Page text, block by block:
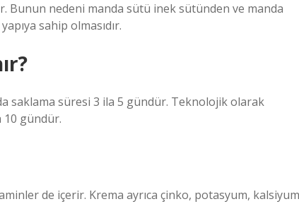
nedeni manda sütü inek sütünden ve manda
sahip olmasıdır.
saklama süresi 3 ila 5 gündür. Teknolojik olarak
10 gündür.
de içerir. Krema ayrıca çinko, potasyum, kalsiyum